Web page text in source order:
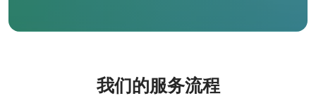
我们的服务流程